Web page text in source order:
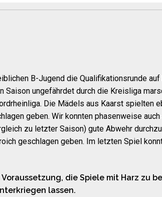
B-Jugend die Qualifikationsrunde
Saison ungefährdet durch die Kreisliga
Die Mädels aus Kaarst spielten
geben. Wir konnten phasenweise
zu letzter Saison) gute Abwehr
geschlagen geben. Im letzten Spiel
die Spiele mit Harz zu
lassen.